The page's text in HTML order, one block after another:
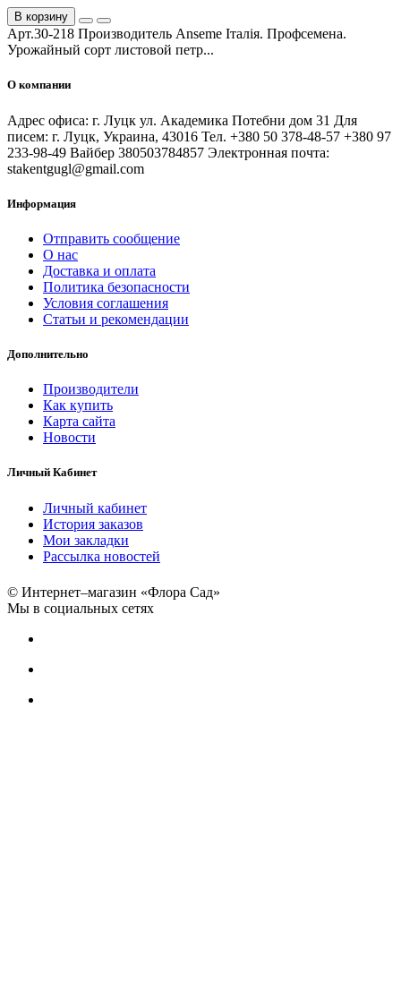
В корзину
Арт.30-218 Производитель Anseme Італія. Профсемена.
Урожайный сорт листовой петр...
О компании
Адрес офиса: г. Луцк ул. Академика Потебни дом 31 Для
писем: г. Луцк, Украина, 43016 Тел. +380 50 378-48-57 +380 97
233-98-49 Вайбер 380503784857 Электронная почта:
stakentgugl@gmail.com
Информация
Отправить сообщение
О нас
Доставка и оплата
Политика безопасности
Условия соглашения
Статьи и рекомендации
Дополнительно
Производители
Как купить
Карта сайта
Новости
Личный Кабинет
Личный кабинет
История заказов
Мои закладки
Рассылка новостей
© Интернет–магазин «Флора Сад»
Мы в социальных сетях